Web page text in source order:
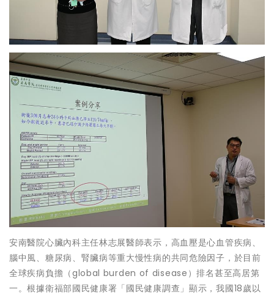
安南醫院心臟內科主任林志展醫師表示，高血壓是心血管疾病、
腦中風、糖尿病、腎臟病等重大慢性病的共同危險因子，於目前
全球疾病負擔（global burden of disease）排名甚至高居第
一。根據衛福部國民健康署「國民健康調查」顯示，我國18歲以